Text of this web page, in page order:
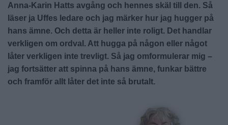
Anna-Karin Hatts avgång och hennes skäl till den. Så
läser ja Uffes ledare och jag märker hur jag hugger på
hans ämne. Och detta är heller inte roligt. Det handlar
verkligen om ordval. Att hugga på någon eller något
låter verkligen inte trevligt. Så jag omformulerar mig –
jag fortsätter att spinna på hans ämne, funkar bättre
och framför allt låter det inte så brutalt.